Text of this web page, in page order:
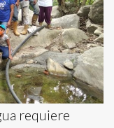
requiere